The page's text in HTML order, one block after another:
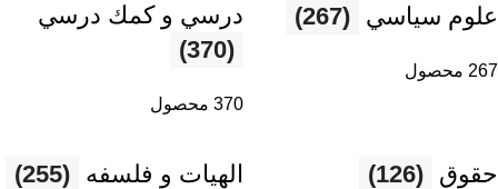
علوم سياسي (267)
267 محصول
درسي و كمك درسي
(370)
370 محصول
حقوق (126) الهیات و فلسفه (255)